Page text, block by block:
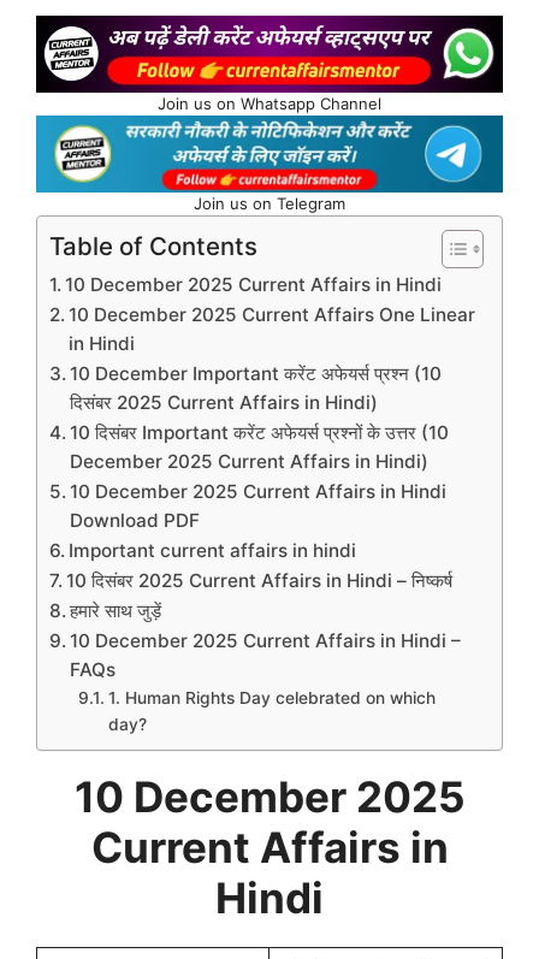
Join us on Whatsapp Channel
Join us on Telegram
Table of Contents
10 December 2025 Current Affairs in Hindi
10 December 2025 Current Affairs One Linear
in Hindi
10 December Important करेंट अफेयर्स प्रश्न (10
दिसंबर 2025 Current Affairs in Hindi)
10 दिसंबर Important करेंट अफेयर्स प्रश्नों के उत्तर (10
December 2025 Current Affairs in Hindi)
10 December 2025 Current Affairs in Hindi
Download PDF
Important current affairs in hindi
10 दिसंबर 2025 Current Affairs in Hindi – निष्कर्ष
हमारे साथ जुड़ें
10 December 2025 Current Affairs in Hindi –
FAQs
1. Human Rights Day celebrated on which
day?
10 December 2025
Current Affairs in
Hindi